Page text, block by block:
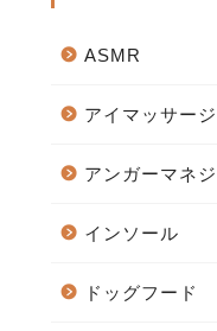
ASMR
アイマッサー
アンガーマネ
インソール
ドッグフード